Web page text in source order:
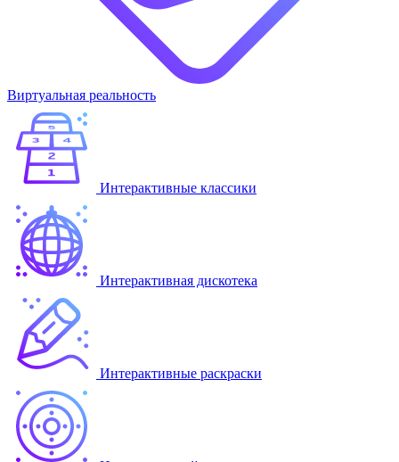
Виртуальная реальность
Интерактивные классики
Интерактивная дискотека
Интерактивные раскраски